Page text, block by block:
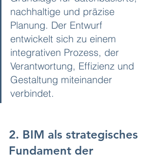
nachhaltige und präzise
Planung. Der Entwurf
entwickelt sich zu einem
integrativen Prozess, der
Verantwortung, Effizienz und
Gestaltung miteinander
verbindet.
2. BIM als strategisches
Fundament der